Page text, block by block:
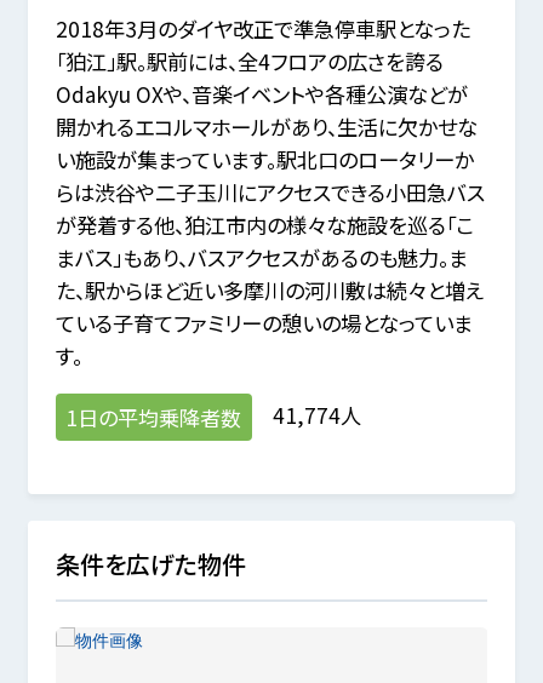
2018年3月のダイヤ改正で準急停車駅となった
「狛江」駅。駅前には、全4フロアの広さを誇る
Odakyu OXや、音楽イベントや各種公演などが
開かれるエコルマホールがあり、生活に欠かせな
い施設が集まっています。駅北口のロータリーか
らは渋谷や二子玉川にアクセスできる小田急バス
が発着する他、狛江市内の様々な施設を巡る「こ
まバス」もあり、バスアクセスがあるのも魅力。ま
た、駅からほど近い多摩川の河川敷は続々と増え
ている子育てファミリーの憩いの場となっていま
す。
1日の平均乗降者数 41,774人
条件を広げた物件